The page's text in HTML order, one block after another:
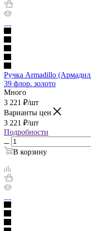
Ручка Armadillo
39 флор. золото
Много
3 221 ₽/шт
Варианты цен
3 221 ₽/шт
Подробности
В корзину